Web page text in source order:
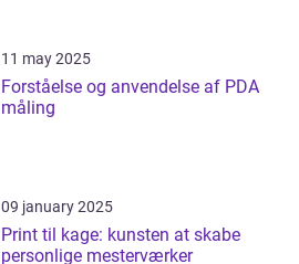
11 may 2025
Forståelse og anvendelse af PDA
måling
09 january 2025
Print til kage: kunsten at skabe
personlige mesterværker